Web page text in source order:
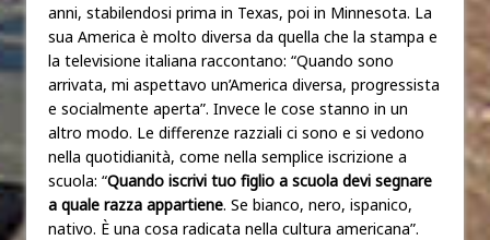
anni, stabilendosi prima in Texas, poi in Minnesota. La
sua America è molto diversa da quella che la stampa e
la televisione italiana raccontano: “Quando sono
arrivata, mi aspettavo un’America diversa, progressista
e socialmente aperta”. Invece le cose stanno in un
altro modo. Le differenze razziali ci sono e si vedono
nella quotidianità, come nella semplice iscrizione a
scuola: “Quando iscrivi tuo figlio a scuola devi segnare
a quale razza appartiene. Se bianco, nero, ispanico,
nativo. È una cosa radicata nella cultura americana”.